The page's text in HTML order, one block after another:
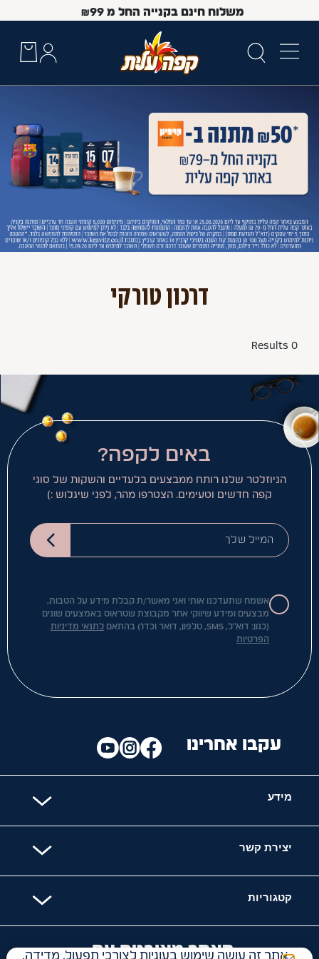
משלוח חינם בקנייה החל מ ₪99
דרכון טורקי
0 Results
באים לקפה?
הניוזלטר שלנו רותח ממבצעים בלעדיים והשקות של סוגי
קפה חדשים וטעימים. הצטרפו מהר, לפני שיגלוש :)
המייל שלך
אשמח שתעדכנו אותי ואני מאשר/ת קבלת מידע על הטבות,
מבצעים ומידע שיווקי אחר מקבוצת שטראוס באמצעים שונים
(כגון: דוא"ל, SMS, טלפון, דואר וכדו') בהתאם
לתנאי מדיניות
הפרטיות
מידע
יצירת קשר
קטגוריות
עקבו אחרינו
האתר מאובטח עם
אתר זה עושה שימוש בעוגיות לצורכי תפעול, מדידה,